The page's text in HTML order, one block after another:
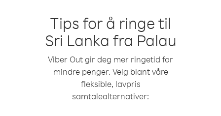
Tips for å ringe til
Sri Lanka fra Palau
Viber Out gir deg mer ringetid for
mindre penger. Velg blant våre
fleksible, lavpris
samtalealternativer: